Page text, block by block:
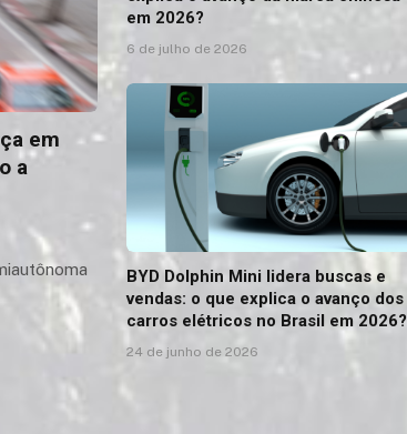
em
a
em 2026?
6 de julho de 2026
BYD Dolphin Mini lidera buscas e
vendas: o que explica o avanço dos
carros elétricos no Brasil em 2026?
24 de junho de 2026